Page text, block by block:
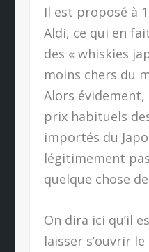
Il est proposé à
Aldi, ce qui en
des « whiskies
moins chers du
Alors
prix habituels
importés du
légitimement
quelque chose
On dira ici qu’il
laisser s’ouvrir